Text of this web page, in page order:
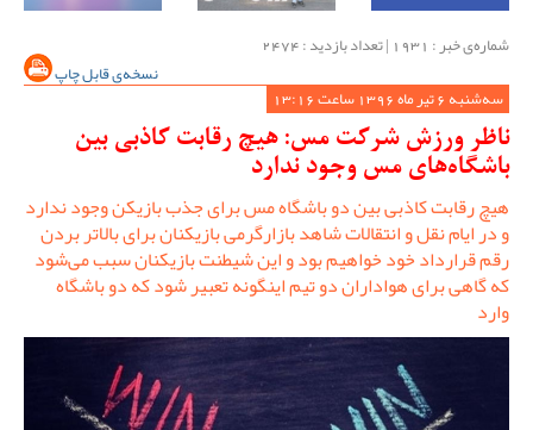
شماره‌ی خبر : ‌1931 | تعداد بازدید : 2474
نسخه‌ی قابل چاپ
سه‌شنبه 6 تیر ماه 1396 ساعت 13:16
ناظر ورزش شرکت مس: هیچ رقابت کاذبی بین
باشگاه‌های مس وجود ندارد
هیچ رقابت کاذبی بین دو باشگاه مس برای جذب بازیکن وجود ندارد
و در ایام نقل و انتقالات شاهد بازارگرمی بازیکنان برای بالاتر بردن
رقم قرارداد خود خواهیم بود و این شیطنت بازیکنان سبب می‌شود
که گاهی برای هواداران دو تیم اینگونه تعبیر شود که دو باشگاه
وارد